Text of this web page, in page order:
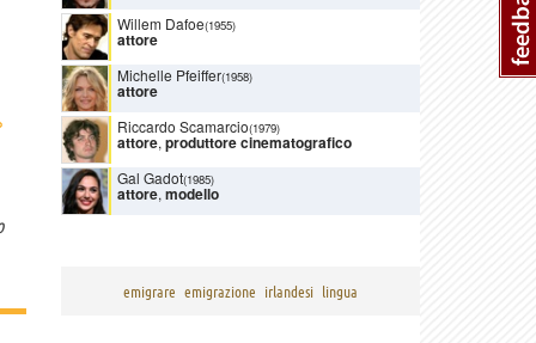
Willem Dafoe(1955)
attore
Michelle Pfeiffer(1958)
attore
Riccardo Scamarcio(1979)
attore, produttore cinematografico
Gal Gadot(1985)
attore, modello
emigrare emigrazione irlandesi lingua